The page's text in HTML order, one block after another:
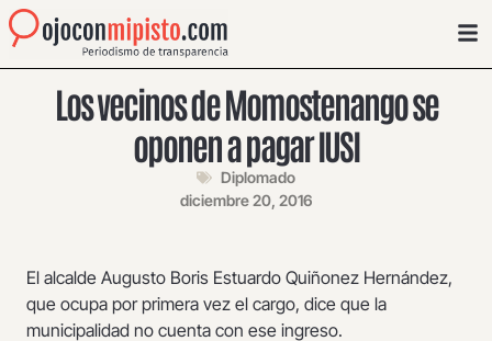
Los vecinos de Momostenango se
oponen a pagar IUSI
Diplomado
diciembre 20, 2016
El alcalde Augusto Boris Estuardo Quiñonez Hernández,
que ocupa por primera vez el cargo, dice que la
municipalidad no cuenta con ese ingreso.